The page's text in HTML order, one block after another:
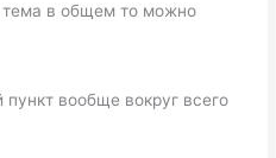
тема в общем то можно
пункт вообще вокруг всего